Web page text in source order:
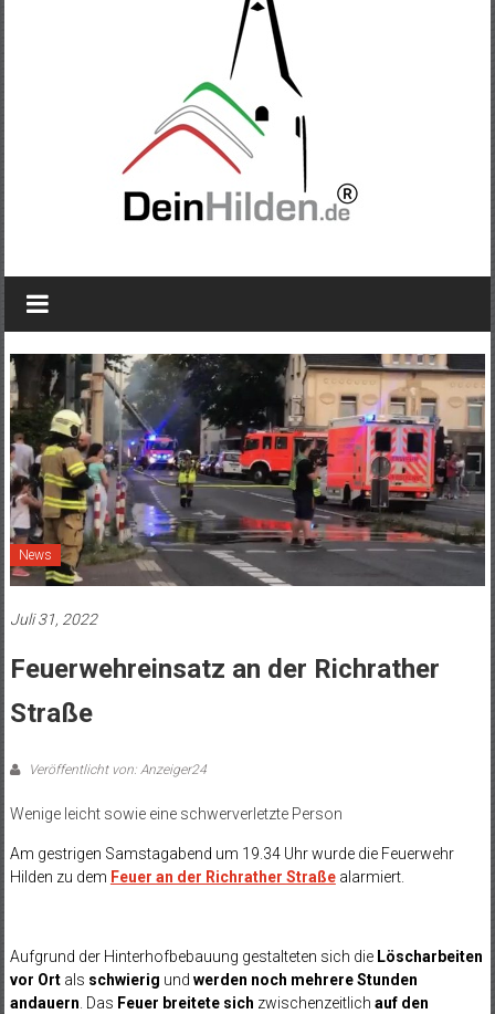
News
Juli 31, 2022
Feuerwehreinsatz an der Richrather
Straße
Veröffentlicht von: Anzeiger24
Wenige leicht sowie eine schwerverletzte Person
Am gestrigen Samstagabend um 19.34 Uhr wurde die Feuerwehr
Hilden zu dem Feuer an der Richrather Straße alarmiert.
Aufgrund der Hinterhofbebauung gestalteten sich die Löscharbeiten
vor Ortals schwierig und werden noch mehrere Stunden
andauern . Das Feuer breitete sich zwischenzeitlich auf den